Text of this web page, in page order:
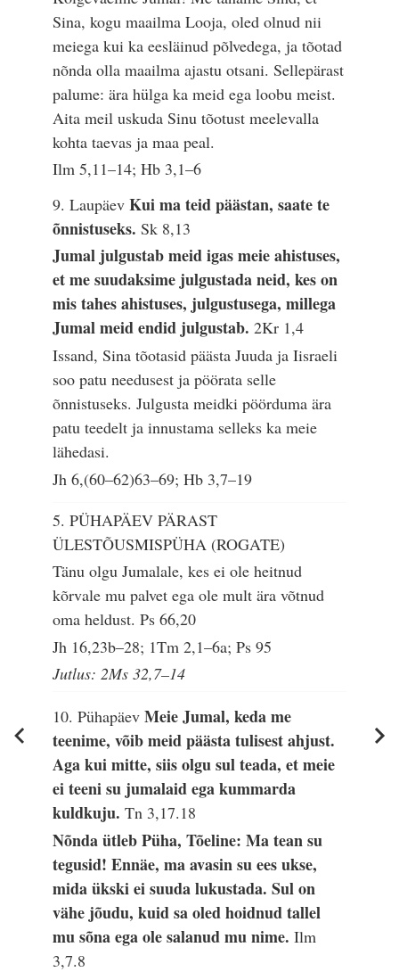
Sina, kogu maailma Looja, oled olnud nii
meiega kui ka eesläinud põlvedega, ja tõotad
nõnda olla maailma ajastu otsani. Sellepärast
palume: ära hülga ka meid ega loobu meist.
Aita meil uskuda Sinu tõotust meelevalla
kohta taevas ja maa peal.
Ilm 5,11–14; Hb 3,1–6
9. LaupäevKui ma teid päästan, saate te
õnnistuseks.Sk 8,13
Jumal julgustab meid igas meie ahistuses,
et me suudaksime julgustada neid, kes on
mis tahes ahistuses, julgustusega, millega
Jumal meid endid julgustab.2Kr 1,4
Issand, Sina tõotasid päästa Juuda ja Iisraeli
soo patu needusest ja pöörata selle
õnnistuseks. Julgusta meidki pöörduma ära
patu teedelt ja innustama selleks ka meie
lähedasi.
Jh 6,(60–62)63–69; Hb 3,7–19
5. PÜHAPÄEV PÄRAST
ÜLESTÕUSMISPÜHA (ROGATE)
Tänu olgu Jumalale, kes ei ole heitnud
kõrvale mu palvet ega ole mult ära võtnud
oma heldust.Ps 66,20
Jh 16,23b–28; 1Tm 2,1–6a; Ps 95
Jutlus: 2Ms 32,7–14
10. PühapäevMeie Jumal, keda me
teenime, võib meid päästa tulisest ahjust.
Aga kui mitte, siis olgu sul teada, et meie
ei teeni su jumalaid ega kummarda
kuldkuju.Tn 3,17.18
Nõnda ütleb Püha, Tõeline: Ma tean su
tegusid! Ennäe, ma avasin su ees ukse,
mida ükski ei suuda lukustada. Sul on
vähe jõudu, kuid sa oled hoidnud tallel
mu sõna ega ole salanud mu nime.Ilm
3,7.8